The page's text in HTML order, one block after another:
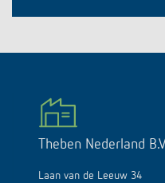
Theben Nederland
Laan van de Leeuw 34